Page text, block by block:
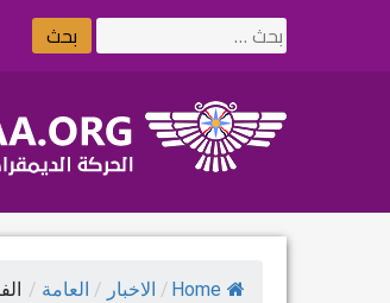
البحث
عن:
Home
/ الاخبار / العامة /